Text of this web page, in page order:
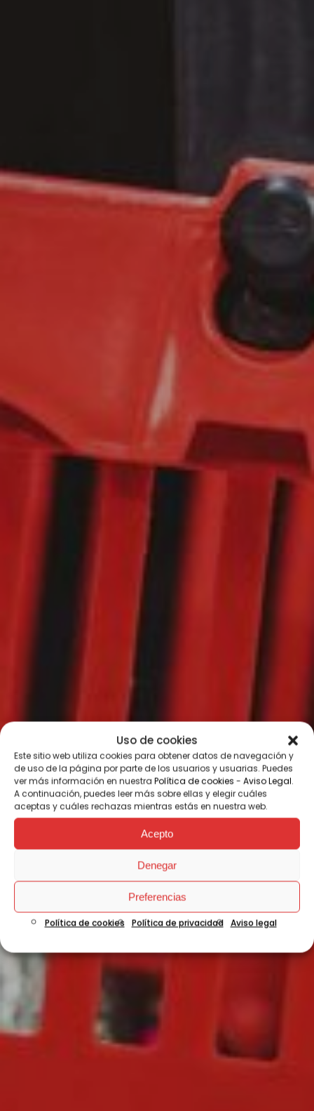
Uso de cookies
Este sitio web utiliza cookies para obtener datos de navegación y
de uso de la página por parte de los usuarios y usuarias. Puedes
ver más información en nuestra Política de cookies - Aviso Legal.
A continuación, puedes leer más sobre ellas y elegir cuáles
aceptas y cuáles rechazas mientras estás en nuestra web.
Acepto
Denegar
Preferencias
Política de cookies Política de privacidad Aviso legal